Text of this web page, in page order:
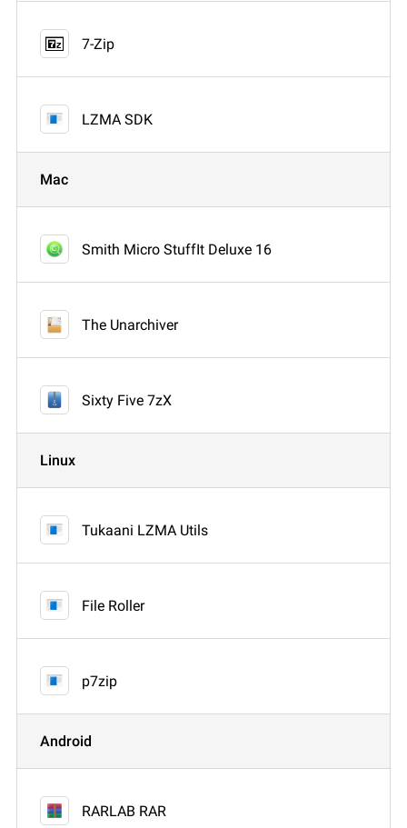
7-Zip
LZMA SDK
Mac
Smith Micro StuffIt Deluxe 16
The Unarchiver
Sixty Five 7zX
Linux
Tukaani LZMA Utils
File Roller
p7zip
Android
RARLAB RAR